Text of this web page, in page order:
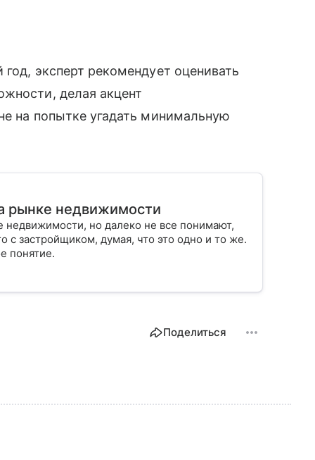
эксперт рекомендует оценивать
делая акцент
на попытке угадать минимальную
рынке недвижимости
но далеко не все понимают,
с застройщиком, думая, что это одно и то же.
понятие.
Поделиться